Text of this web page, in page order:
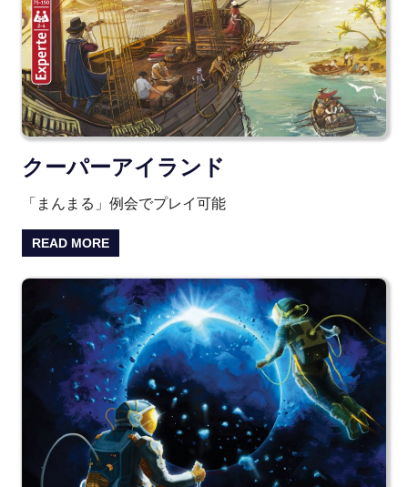
クーパーアイランド
「まんまる」例会でプレイ可能
READ MORE